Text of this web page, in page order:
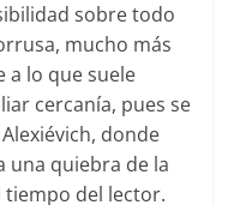
sobre todo
mucho más
a lo que suele
cercanía, pues se
donde
una quiebra de la
tiempo del lector.